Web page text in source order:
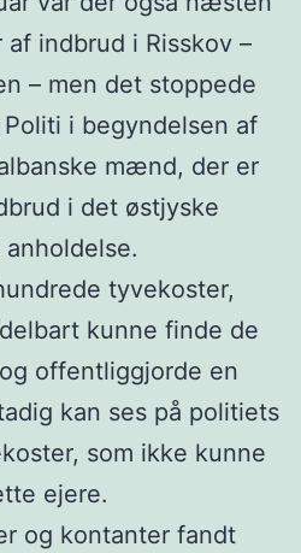
indbrud i Risskov –
– men det stoppede
i begyndelsen af
mænd, der er
i det østjyske
tyvekoster,
kunne finde de
offentliggjorde en
kan ses på politiets
som ikke kunne
ejere.
og kontanter fandt